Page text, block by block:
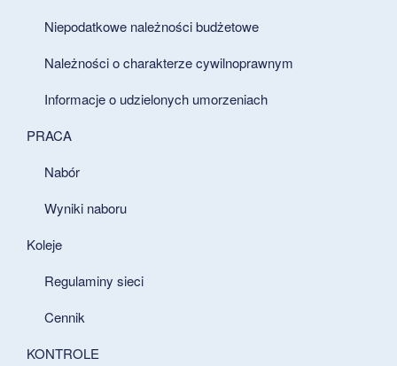
Niepodatkowe należności budżetowe
Należności o charakterze cywilnoprawnym
Informacje o udzielonych umorzeniach
PRACA
Nabór
Wyniki naboru
Koleje
Regulaminy sieci
Cennik
KONTROLE